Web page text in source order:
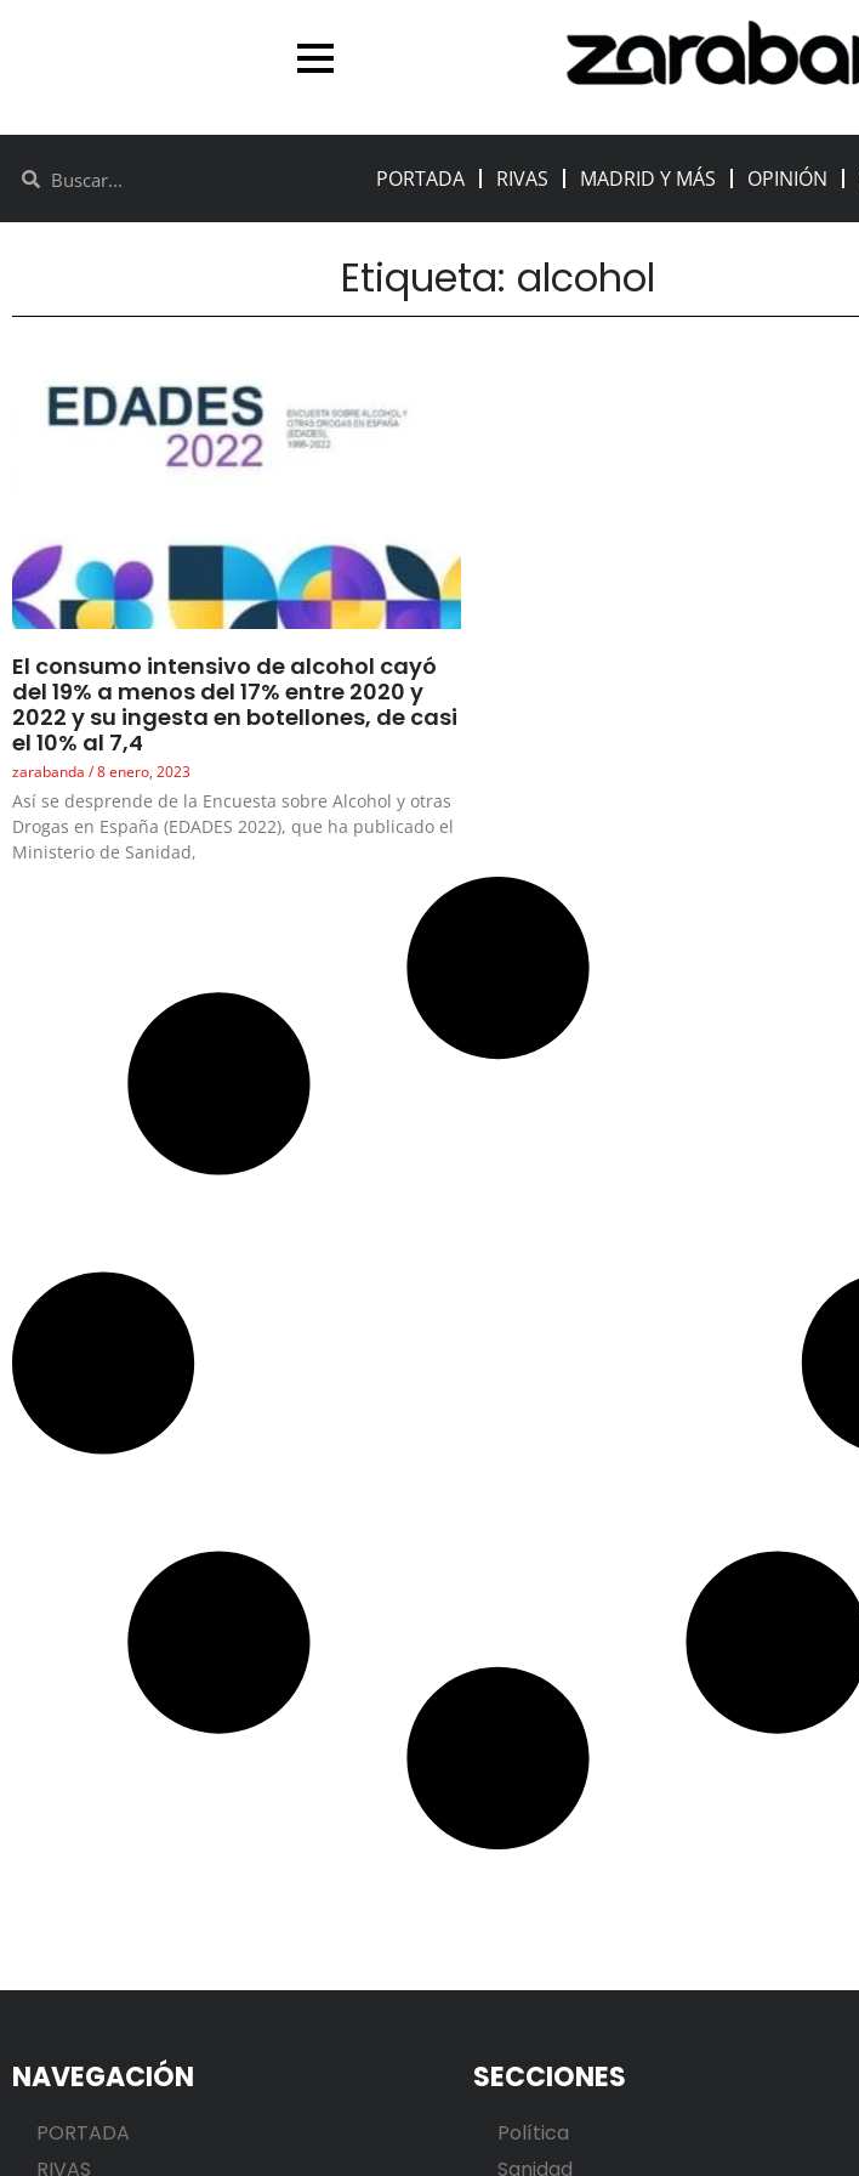
PORTADA RIVAS MADRID Y MÁS OPINIÓN
Etiqueta: alcohol
El consumo intensivo de alcohol cayó
del 19% a menos del 17% entre 2020 y
2022 y su ingesta en botellones, de casi
el 10% al 7,4
zarabanda 8 enero, 2023
Así se desprende de la Encuesta sobre Alcohol y otras
Drogas en España (EDADES 2022), que ha publicado el
Ministerio de Sanidad,
NAVEGACIÓN
PORTADA
RIVAS
SECCIONES
Política
Sanidad